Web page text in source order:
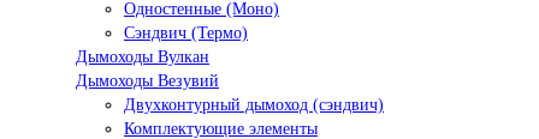
Одностенные (Моно)
Сэндвич (Термо)
Дымоходы Вулкан
Дымоходы Везувий
Двухконтурный дымоход (сэндвич)
Комплектующие элементы